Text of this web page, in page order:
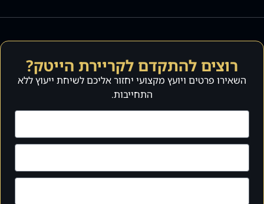
רוצים להתקדם לקריירת הייטק?
השאירו פרטים ויועץ מקצועי יחזור אליכם לשיחת ייעוץ ללא
התחייבות.